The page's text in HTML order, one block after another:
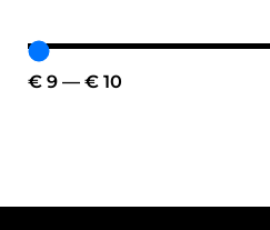
€ 9 € 10